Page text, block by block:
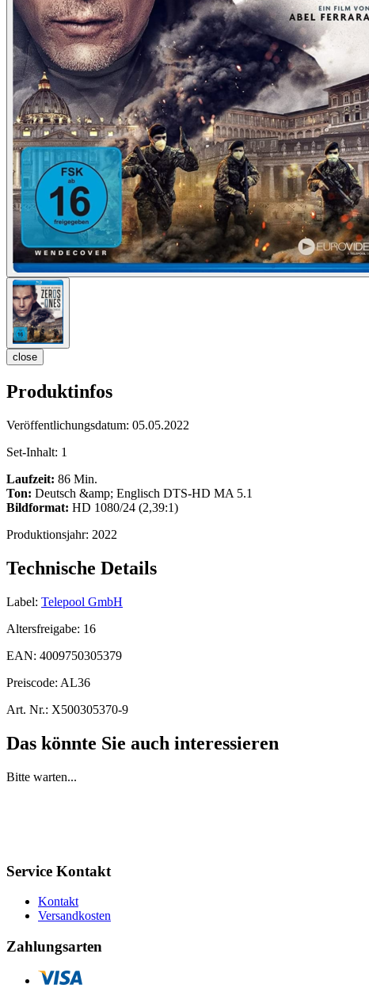
close
Produktinfos
Veröffentlichungsdatum: 05.05.2022
Set-Inhalt: 1
Laufzeit: 86 Min.
Ton: Deutsch &amp; Englisch DTS-HD MA 5.1
Bildformat: HD 1080/24 (2,39:1)
Produktionsjahr: 2022
Technische Details
Label: Telepool GmbH
Altersfreigabe: 16
EAN: 4009750305379
Preiscode: AL36
Art. Nr.: X500305370-9
Das könnte Sie auch interessieren
Bitte warten...
Service Kontakt
Kontakt
Versandkosten
Zahlungsarten